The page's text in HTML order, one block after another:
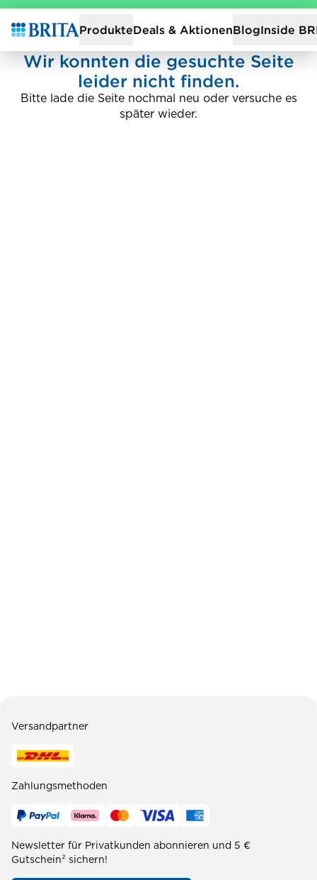
Zur Startseite
ProdukteDeals & AktionenBlogInside
Wir konnten die gesuchte Seite
leider nicht finden.
Bitte lade die Seite nochmal neu oder versuche es
später wieder.
Versandpartner
Zahlungsmethoden
Newsletter für Privatkunden abonnieren und 5 €
Gutschein² sichern!